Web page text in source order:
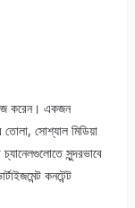
কাজ করেন। একজন
সোশ্যাল মিডিয়া
সুন্দরভাবে
কনটেন্ট